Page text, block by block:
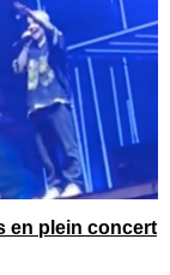
en plein concert